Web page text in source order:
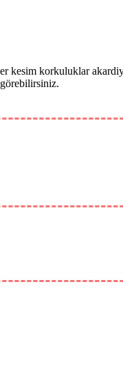
kesim korkuluklar